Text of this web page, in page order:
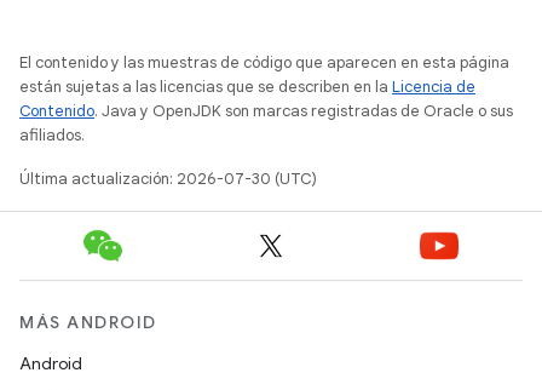
El contenido y las muestras de código que aparecen en esta página
están sujetas a las licencias que se describen en la Licencia de
Contenido. Java y OpenJDK son marcas registradas de Oracle o sus
afiliados.
Última actualización: 2026-07-30 (UTC)
MÁS ANDROID
Android